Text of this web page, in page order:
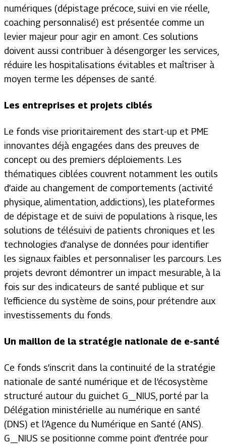
numériques (dépistage précoce, suivi en vie réelle,
coaching personnalisé) est présentée comme un
levier majeur pour agir en amont. Ces solutions
doivent aussi contribuer à désengorger les services,
réduire les hospitalisations évitables et maîtriser à
moyen terme les dépenses de santé.
Les entreprises et projets ciblés
Le fonds vise prioritairement des start-up et PME
innovantes déjà engagées dans des preuves de
concept ou des premiers déploiements. Les
thématiques ciblées couvrent notamment les outils
d’aide au changement de comportements (activité
physique, alimentation, addictions), les plateformes
de dépistage et de suivi de populations à risque, les
solutions de télésuivi de patients chroniques et les
technologies d’analyse de données pour identifier
les signaux faibles et personnaliser les parcours. Les
projets devront démontrer un impact mesurable, à la
fois sur des indicateurs de santé publique et sur
l’efficience du système de soins, pour prétendre aux
investissements du fonds.
Un maillon de la stratégie nationale de e-santé
Ce fonds s’inscrit dans la continuité de la stratégie
nationale de santé numérique et de l’écosystème
structuré autour du guichet G_NIUS, porté par la
Délégation ministérielle au numérique en santé
(DNS) et l’Agence du Numérique en Santé (ANS).
G_NIUS se positionne comme point d’entrée pour